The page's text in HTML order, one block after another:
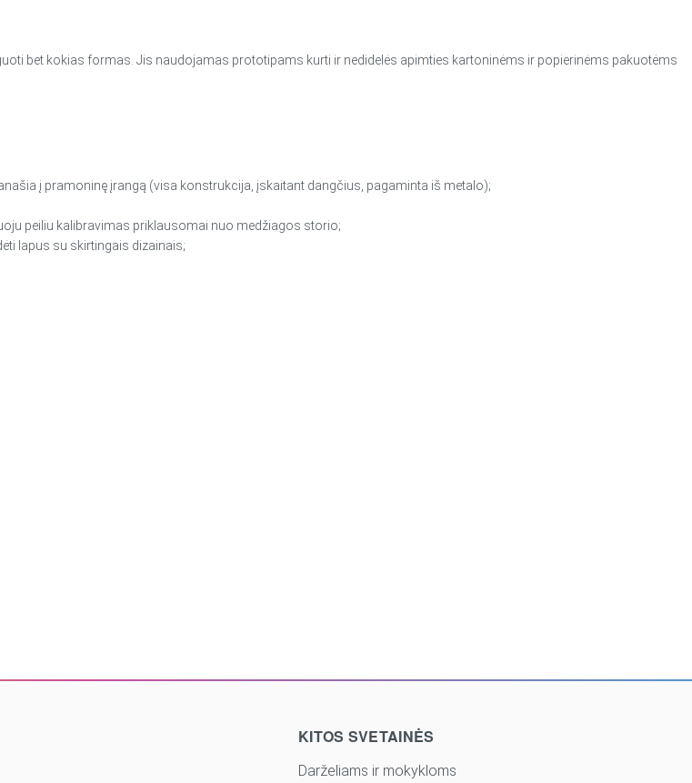
bet kokias formas. Jis naudojamas prototipams kurti ir nedidelės apimties kartoninėms ir popierinėms pakuotėms
į pramoninę įrangą (visa konstrukcija, įskaitant dangčius, pagaminta iš metalo);
peiliu kalibravimas priklausomai nuo medžiagos storio;
lapus su skirtingais dizainais;
KITOS SVETAINĖS
Darželiams ir mokykloms